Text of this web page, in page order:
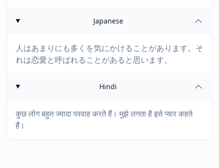
Japanese
人はあまりにも多くを気にかけることがあります。そ
れは恋愛と呼ばれることがあると思います。
Hindi
कुछ लोग बहुत ज्यादा परवाह करते हैं। मुझे लगता है इसे प्यार कहते
हैं।